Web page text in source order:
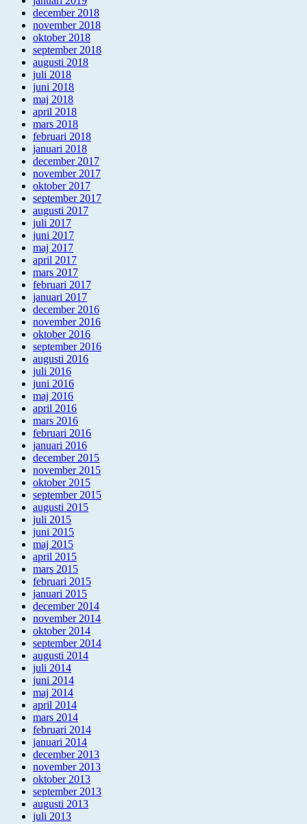
december 2018
november 2018
oktober 2018
september 2018
augusti 2018
juli 2018
juni 2018
maj 2018
april 2018
mars 2018
februari 2018
januari 2018
december 2017
november 2017
oktober 2017
september 2017
augusti 2017
juli 2017
juni 2017
maj 2017
april 2017
mars 2017
februari 2017
januari 2017
december 2016
november 2016
oktober 2016
september 2016
augusti 2016
juli 2016
juni 2016
maj 2016
april 2016
mars 2016
februari 2016
januari 2016
december 2015
november 2015
oktober 2015
september 2015
augusti 2015
juli 2015
juni 2015
maj 2015
april 2015
mars 2015
februari 2015
januari 2015
december 2014
november 2014
oktober 2014
september 2014
augusti 2014
juli 2014
juni 2014
maj 2014
april 2014
mars 2014
februari 2014
januari 2014
december 2013
november 2013
oktober 2013
september 2013
augusti 2013
juli 2013